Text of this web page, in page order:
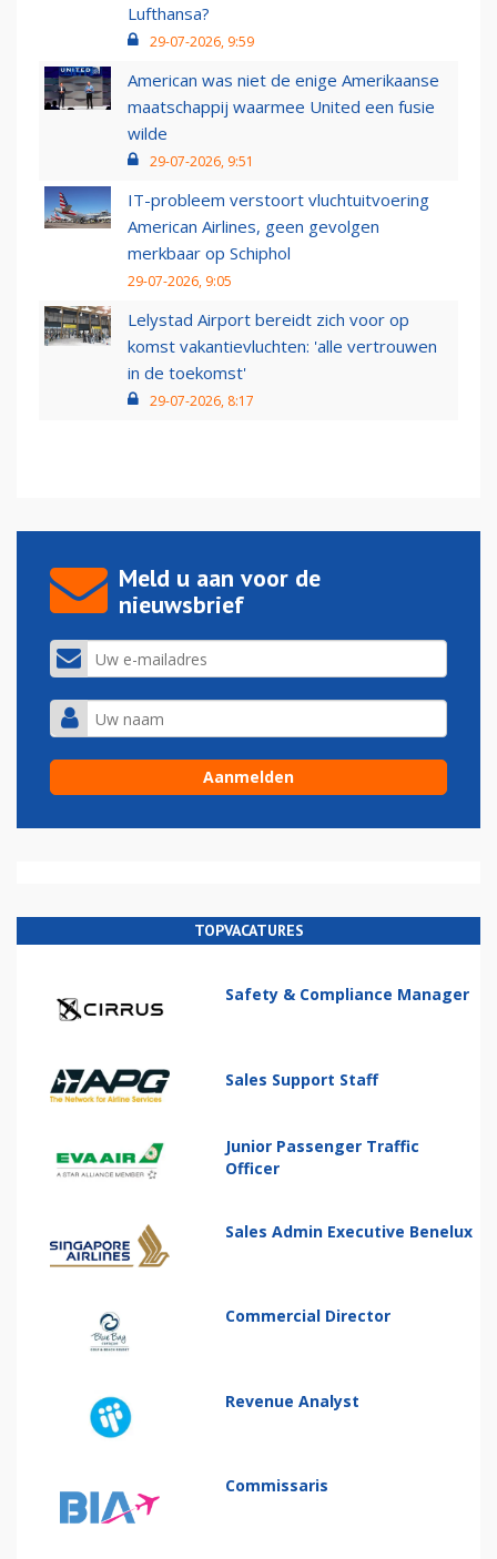
Lufthansa?
29-07-2026, 9:59
American was niet de enige Amerikaanse
maatschappij waarmee United een fusie
wilde
29-07-2026, 9:51
IT-probleem verstoort vluchtuitvoering
American Airlines, geen gevolgen
merkbaar op Schiphol
29-07-2026, 9:05
Lelystad Airport bereidt zich voor op
komst vakantievluchten: 'alle vertrouwen
in de toekomst'
29-07-2026, 8:17
Meld u aan voor de
nieuwsbrief
TOPVACATURES
Safety & Compliance Manager
Sales Support Staff
Junior Passenger Traffic
Officer
Sales Admin Executive Benelux
Commercial Director
Revenue Analyst
Commissaris